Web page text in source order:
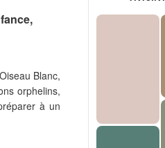
Blanc,
orphelins,
à un